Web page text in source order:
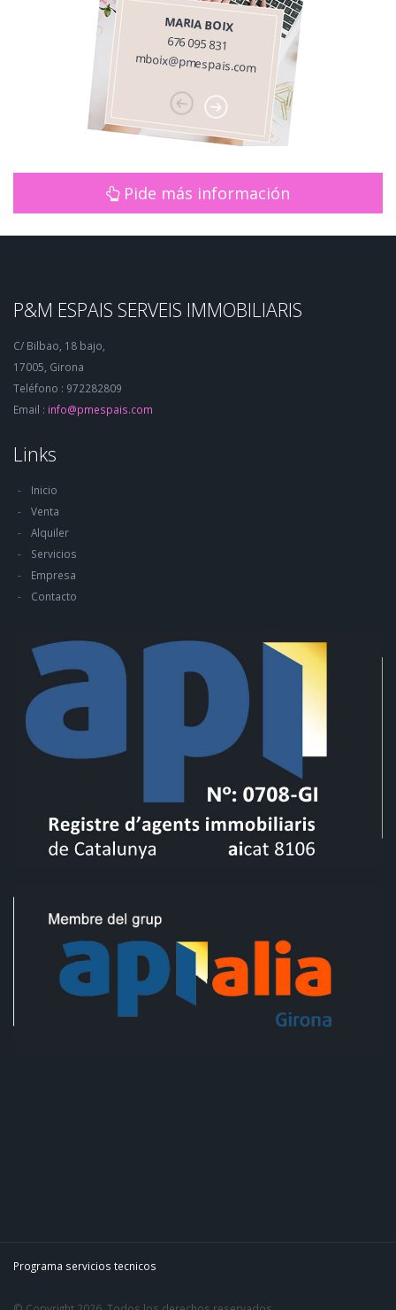
MARIA BOIX
676 095 831
mboix@pmespais.com
Pide más información
P&M ESPAIS SERVEIS IMMOBILIARIS
C/ Bilbao, 18 bajo,
17005, Girona
Teléfono : 972282809
Email : info@pmespais.com
Links
Inicio
Venta
Alquiler
Servicios
Empresa
Contacto
Programa servicios tecnicos